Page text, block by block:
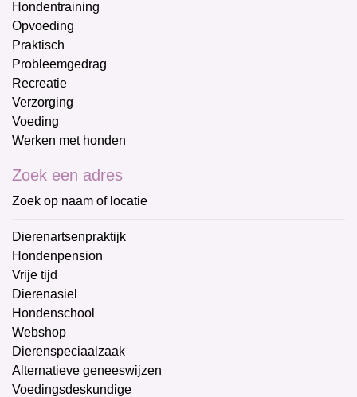
Hondentraining
Opvoeding
Praktisch
Probleemgedrag
Recreatie
Verzorging
Voeding
Werken met honden
Zoek een adres
Zoek op naam of locatie
Dierenartsenpraktijk
Hondenpension
Vrije tijd
Dierenasiel
Hondenschool
Webshop
Dierenspeciaalzaak
Alternatieve geneeswijzen
Voedingsdeskundige